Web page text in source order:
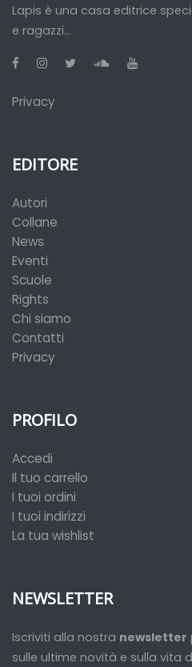
Lapis è una casa editrice
e ragazzi...
Privacy
EDITORE
Autori
Collane
News
Eventi
Scuole
Rights
Chi siamo
Contatti
Privacy
PROFILO
Accedi
Il tuo carrello
I tuoi ordini
I tuoi indirizzi
La tua wishlist
NEWSLETTER
Iscriviti alla nostra newsletter
sulle ultime novità e sulla vita